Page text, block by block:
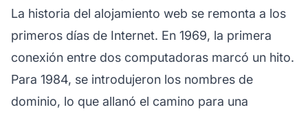
La historia del alojamiento web se remonta a los
primeros días de Internet. En 1969, la primera
conexión entre dos computadoras marcó un hito.
Para 1984, se introdujeron los nombres de
dominio, lo que allanó el camino para una